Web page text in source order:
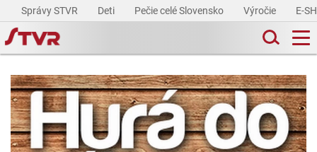
Správy STVR Deti Pečie celé Slovensko Výročie E-